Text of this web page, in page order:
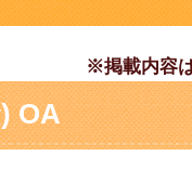
※掲載内容
OA